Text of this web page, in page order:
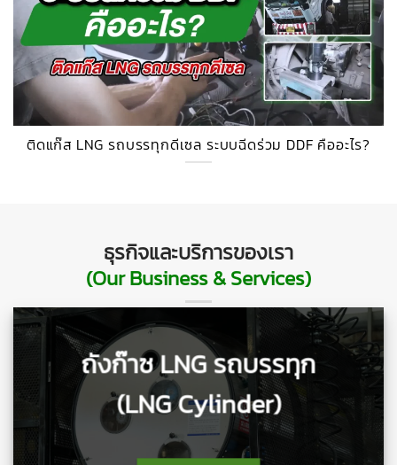
ติดแก๊ส LNG รถบรรทุกดีเซล ระบบฉีดร่วม DDF คืออะไร?
ธุรกิจและบริการของเรา
(Our Business & Services)
ถังก๊าซ LNG รถบรรทุก
(LNG Cylinder)